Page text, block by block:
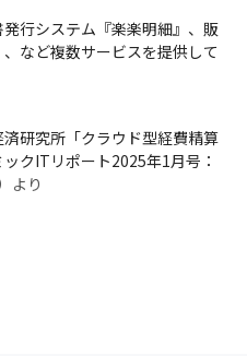
発行システム『楽楽明細』、販
など複数サービスを提供して
研究所「クラウド型経費精算
クITリポート2025年1月号：
より